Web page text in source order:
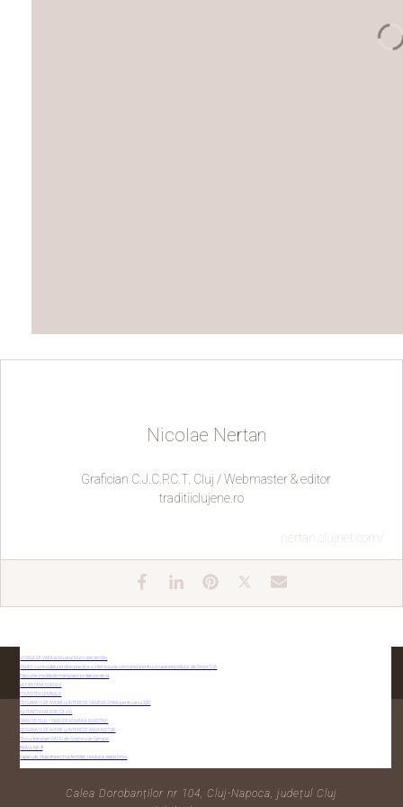
Nicolae Nertan
Grafician C.J.C.P.C.T. Cluj / Webmaster & editor
traditiiclujene.ro
nertan.clujnet.com/
ȘCOALA DE VARĂ la Muzeul Municipal din Dej
ANUNŢ cu rezultatul probei practice și interviului la concursul pentru ocuparea postului de Dirijor S IA
Expoziție inedită de mărțișoare pictate pe sticlă
LA FÂNTÂNA DORULUI
POVESTEA LEMNULUI
DECLARAȚII DE AVERE ȘI INTERESE CAMELIA CHIRA pentru anul 2020
AȘTEAPTĂ-MĂ DOR, CĂ VIU
DRAG DE CLUJ – DRAG DE ROMÂNIA NOASTRĂ!
DECLARAȚII DE AVERE ȘI INTERESE ANCA NISTOR
Trio-ul transilvan GACIU din Soporu de Campie
BRÂUL NR. 8
Paparuda, ritual străvechi al fertilității, readus la viață la Nireș
Calea Dorobanților nr 104, Cluj-Napoca, județul Cluj